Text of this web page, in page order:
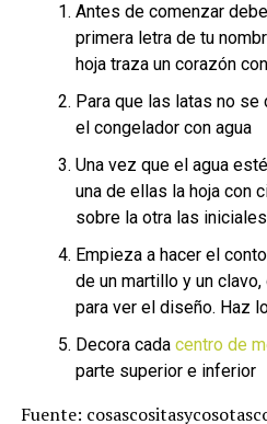
Antes de comenzar
primera letra de tu
hoja traza un corazón
Para que las latas no
el congelador con agua
Una vez que el agua
una de ellas la hoja con
sobre la otra las iniciales
Empieza a hacer el
de un martillo y un
para ver el diseño. Haz
Decora cada centro de
parte superior e inferior
Fuente: